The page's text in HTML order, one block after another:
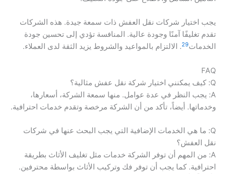
يجب اختيار شركات نقل العفش ذات سمعة جيدة. هذه الشركات
تقدم تغليفًا آمنًا وجودة عالية. المنافسة تؤدي إلى تحسين جودة
الخدمات29. الالتزام بالمواعيد والشروط يزيد الثقة لدى العملاء.
FAQ
Q: كيف يمكنني اختيار شركة نقل عفش مثالية؟
A: يجب النظر في عدة عوامل. منها سمعة الشركة، أسعارها،
وخدماتها. أيضاً، تأكد من أن الشركة مرخصة وتقدم خدمات احترافية.
Q: ما هي الخدمات الإضافية التي يجب البحث عنها في شركات
نقل العفش؟
A: من المهم أن توفر الشركة خدمات مثل تغليف الأثاث بطريقة
احترافية. كما يجب أن توفر فك وتركيب الأثاث بواسطة محترفين.